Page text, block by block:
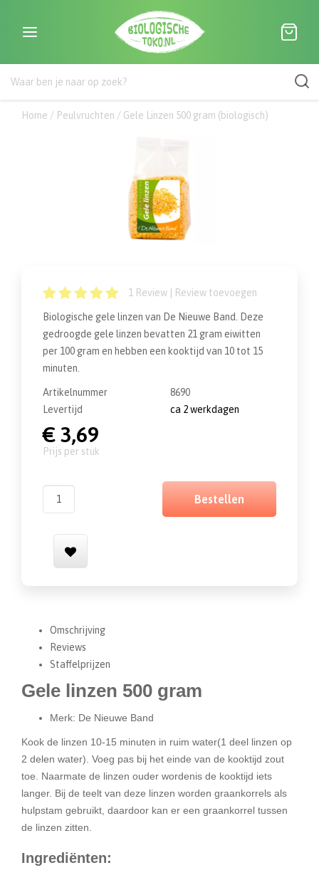
Home / Peulvruchten / Gele Linzen 500 gram (biologisch)
1 Review | Review toevoegen
Biologische gele linzen van De Nieuwe Band. Deze
gedroogde gele linzen bevatten 21 gram eiwitten
per 100 gram en hebben een kooktijd van 10 tot 15
minuten.
Artikelnummer
8690
Levertijd
ca 2 werkdagen
€ 3,69
prijs per stuk
Bestellen
Omschrijving
Reviews
Staffelprijzen
Gele linzen 500 gram
Merk: De Nieuwe Band
Kook de linzen 10-15 minuten in ruim water(1 deel linzen op
2 delen water). Voeg pas bij het einde van de kooktijd zout
toe. Naarmate de linzen ouder wordenis de kooktijd iets
langer. Bij de teelt van deze linzen worden graankorrels als
hulpstam gebruikt, daardoor kan er een graankorrel tussen
de linzen zitten.
Ingrediënten: